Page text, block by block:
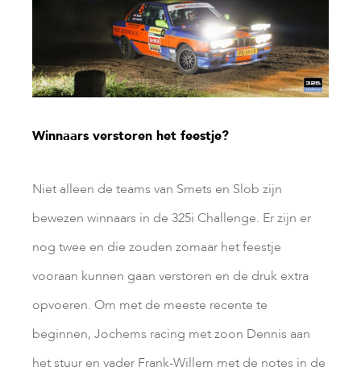
Winnaars verstoren het feestje?
Niet alleen de teams van Smets en Slob zijn
bewezen winnaars in de 325i Challenge. Er zijn er
nog twee en die zouden zomaar het feestje
vooraan kunnen gaan verstoren en de druk extra
opvoeren. Om met de meeste recente te
beginnen, Jochems racing met zoon Dennis aan
het stuur en vader Frank-Willem met de notes in de